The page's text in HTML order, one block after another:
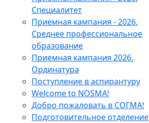
Специалитет
Приемная кампания - 2026.
Среднее профессиональное
образование
Приемная кампания 2026.
Ординатура
Поступление в аспирантуру
Welcome to NOSMA!
Добро пожаловать в СОГМА!
Подготовительное отделение